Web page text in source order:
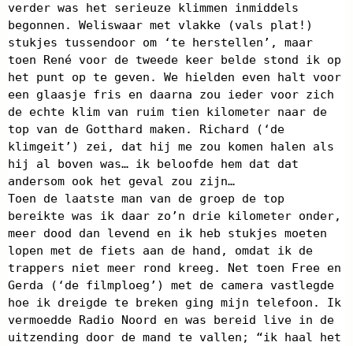
verder was het serieuze klimmen inmiddels
begonnen. Weliswaar met vlakke (vals plat!)
stukjes tussendoor om ‘te herstellen’, maar
toen René voor de tweede keer belde stond ik op
het punt op te geven. We hielden even halt voor
een glaasje fris en daarna zou ieder voor zich
de echte klim van ruim tien kilometer naar de
top van de Gotthard maken. Richard (‘de
klimgeit’) zei, dat hij me zou komen halen als
hij al boven was… ik beloofde hem dat dat
andersom ook het geval zou zijn…
Toen de laatste man van de groep de top
bereikte was ik daar zo’n drie kilometer onder,
meer dood dan levend en ik heb stukjes moeten
lopen met de fiets aan de hand, omdat ik de
trappers niet meer rond kreeg. Net toen Free en
Gerda (‘de filmploeg’) met de camera vastlegde
hoe ik dreigde te breken ging mijn telefoon. Ik
vermoedde Radio Noord en was bereid live in de
uitzending door de mand te vallen; “ik haal het